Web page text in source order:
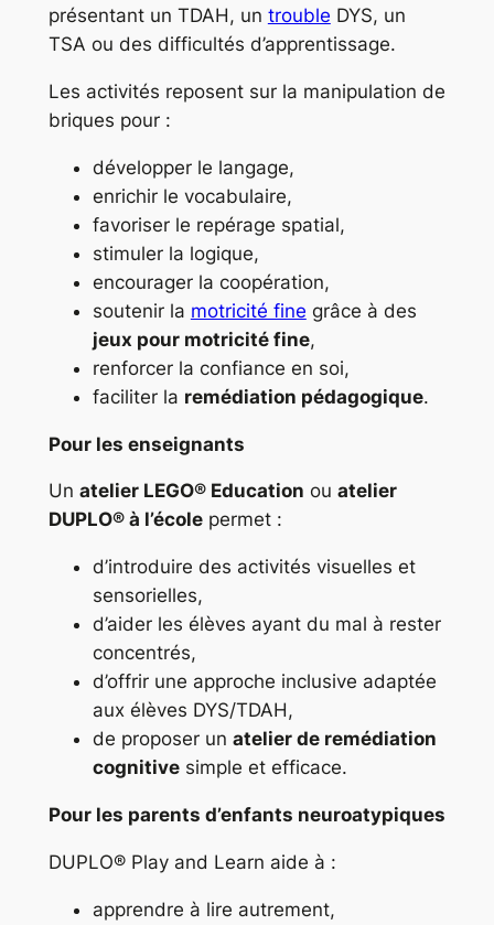
présentant un TDAH, un trouble DYS, un
TSA ou des difficultés d’apprentissage.
Les activités reposent sur la manipulation de
briques pour :
développer le langage,
enrichir le vocabulaire,
favoriser le repérage spatial,
stimuler la logique,
encourager la coopération,
soutenir la motricité fine grâce à des
jeux pour motricité fine,
renforcer la confiance en soi,
faciliter la remédiation pédagogique.
Pour les enseignants
Un atelier LEGO® Education ou atelier
DUPLO® à l’écolepermet :
d’introduire des activités visuelles et
sensorielles,
d’aider les élèves ayant du mal à rester
concentrés,
d’offrir une approche inclusive adaptée
aux élèves DYS/TDAH,
de proposer un atelier de remédiation
cognitivesimple et efficace.
Pour les parents d’enfants neuroatypiques
DUPLO® Play and Learn aide à :
apprendre à lire autrement,